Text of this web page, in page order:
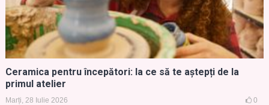
Ceramica pentru începători: la ce să te aștepți de la
primul atelier
Marți, 28 Iulie 2026 0